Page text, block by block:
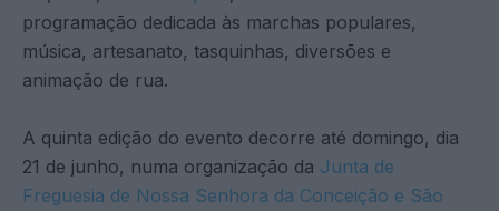
programação dedicada às marchas populares,
música, artesanato, tasquinhas, diversões e
animação de rua.
A quinta edição do evento decorre até domingo, dia
21 de junho, numa organização da Junta de
Freguesia de Nossa Senhora da Conceição e São